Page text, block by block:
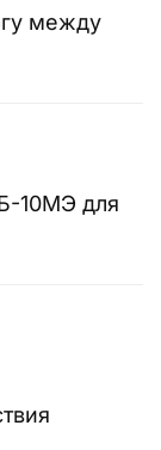
между
10МЭ для